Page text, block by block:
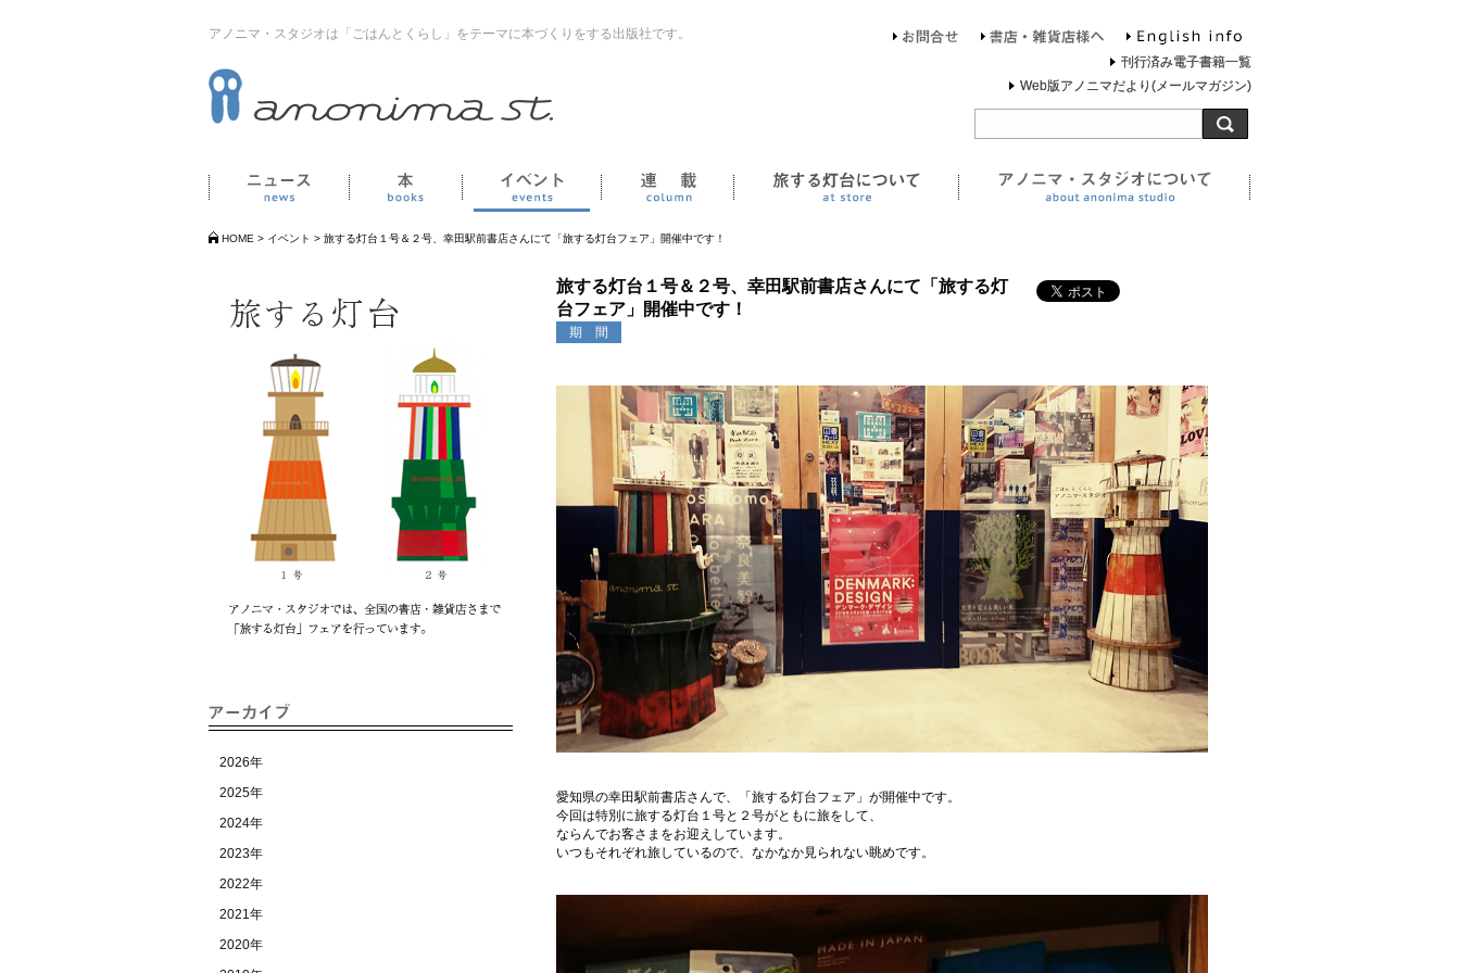
アノニマ・スタジオは「ごはんとくらし」をテーマに本づくりをする出版社です。
ニュース 本 イベント 連載 旅する灯台について
お問合せ 書店・雑貨店様へ
刊行済み電子書籍一覧
Web版アノニマだより(メールマガジン)
HOME > イベント > 旅する灯台１号＆２号、幸田駅前書店さんにて「旅する灯台フェア」開催中です！
2026年
2025年
2024年
2023年
2022年
2021年
2020年
旅する灯台１号＆２号、幸田駅前書店さんにて「旅する灯
台フェア」開催中です！
期 間
愛知県の幸田駅前書店さんで、「旅する灯台フェア」が開催中です。
今回は特別に旅する灯台１号と２号がともに旅をして、
ならんでお客さまをお迎えしています。
いつもそれぞれ旅しているので、なかなか見られない眺めです。